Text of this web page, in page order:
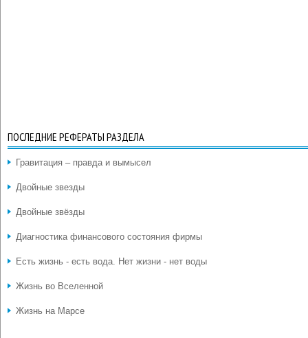
ПОСЛЕДНИЕ РЕФЕРАТЫ РАЗДЕЛА
Гравитация – правда и вымысел
Двойные звезды
Двойные звёзды
Диагностика финансового состояния фирмы
Есть жизнь - есть вода. Нет жизни - нет воды
Жизнь во Вселенной
Жизнь на Марсе